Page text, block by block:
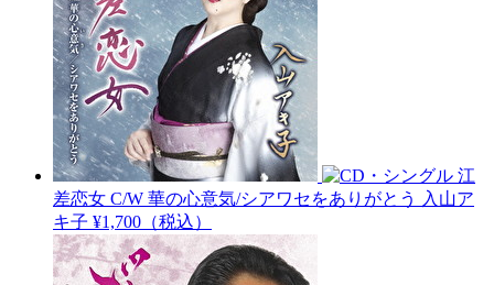
江
差恋女 C/W 華の心意気/シアワセをありがとう
入山ア
キ子 ¥1,700（税込）